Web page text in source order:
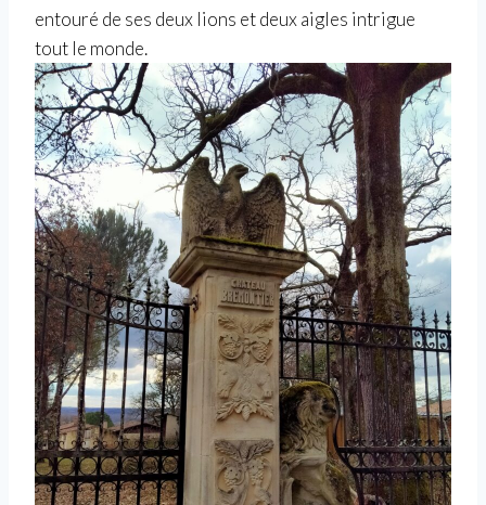
entouré de ses deux lions et deux aigles intrigue
tout le monde.